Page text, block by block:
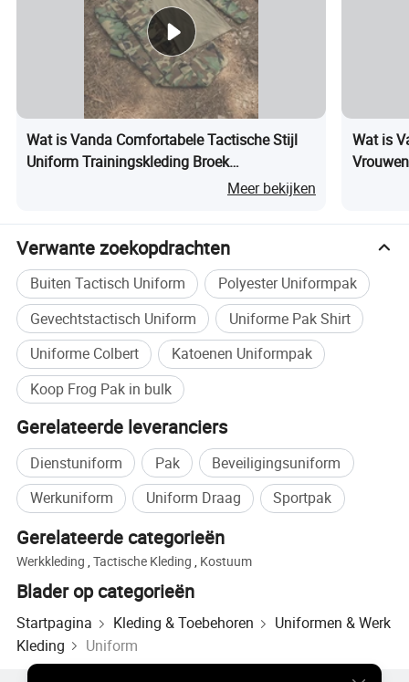
Wat is Vanda Comfortabele Tactische Stijl
Uniform Trainingskleding Broek
Meer bekijken
Wat is
Verwante zoekopdrachten
Buiten Tactisch Uniform
Polyester Uniformpak
Gevechtstactisch Uniform
Uniforme Pak Shirt
Uniforme Colbert
Katoenen Uniformpak
Koop Frog Pak in bulk
Gerelateerde leveranciers
Dienstuniform Pak
Beveiligingsuniform
Werkuniform
Uniform Draag Sportpak
Gerelateerde categorieën
Werkkleding ,Tactische Kleding Kostuum
Blader op categorieën
Startpagina Kleding & Toebehoren
Uniformen & Werk
Kleding
Uniform